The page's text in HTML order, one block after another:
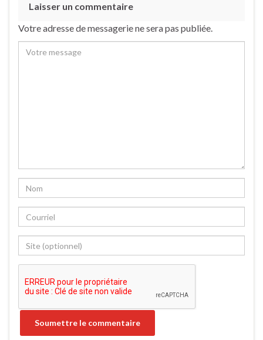
Laisser un commentaire
Votre adresse de messagerie ne sera pas publiée.